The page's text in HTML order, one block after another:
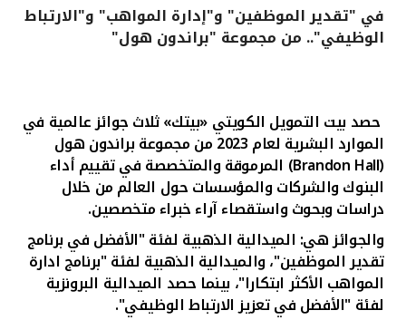
القنوات المصرفية
خدمات ما بعد البيع
اتصل بنا
مواقع الفروع وأجهزة الصرف الآلي
ألمانيا
في "تقدير الموظفين" و"إدارة المواهب" و"الارتباط
الوظيفي".. من مجموعة "براندون هول"
حصد بيت التمويل الكويتي «بيتك» ثلاث جوائز عالمية في
الموارد البشرية لعام 2023 من مجموعة براندون هول
(Brandon Hall) المرموقة والمتخصصة في تقييم أداء
البنوك والشركات والمؤسسات حول العالم من خلال
دراسات وبحوث واستقصاء آراء خبراء متخصصين.
والجوائز هي: الميدالية الذهبية لفئة "الأفضل في برنامج
تقدير الموظفين"، والميدالية الذهبية لفئة "برنامج ادارة
المواهب الأكثر ابتكارا"، بينما حصد الميدالية البرونزية
لفئة "الأفضل في تعزيز الارتباط الوظيفي".